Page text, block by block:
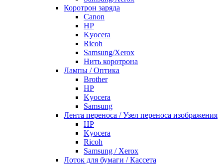
Коротрон заряда
Canon
HP
Kyocera
Ricoh
Samsung/Xerox
Нить коротрона
Лампы / Оптика
Brother
HP
Kyocera
Samsung
Лента переноса / Узел переноса изображения
HP
Kyocera
Ricoh
Samsung / Xerox
Лоток для бумаги / Кассета